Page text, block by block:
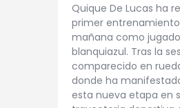
Quique De Lucas ha
primer
mañana como
blanquiazul. Tras la
comparecido en
donde ha
esta nueva etapa en